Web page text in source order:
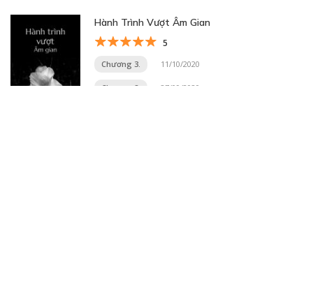
Hành Trình Vượt Âm Gian
5
Chương 3. 11/10/2020
Chương 2. 27/09/2020